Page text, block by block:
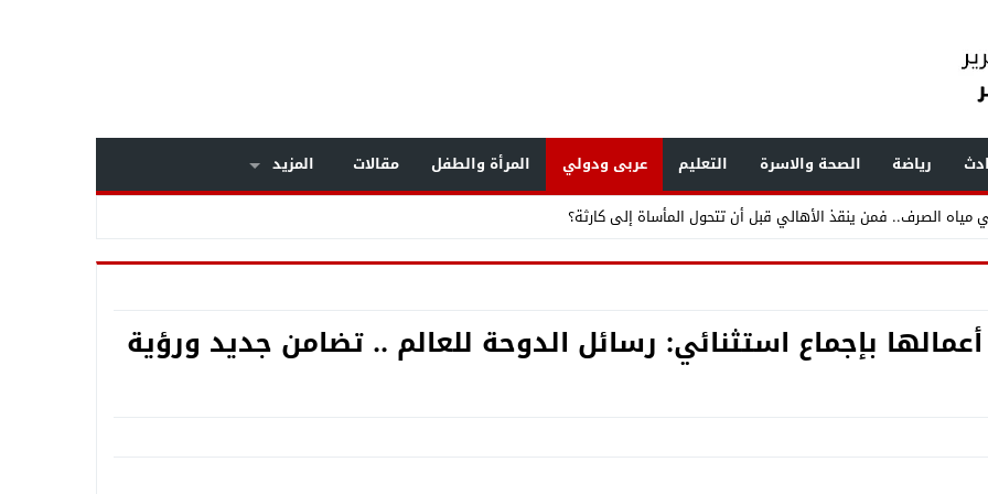
رياضة الصحة والاسرة التعليم عربى ودولي المرأة والطفل مقالات
المزيد
ومخازن الخردة ويرصد مخالفات بناء وإشغالات بالهرم والعمرانية
يضع طرابزون سبور تحت أنظار العالم
أعمالها بإجماع استثنائي: رسائل الدوحة للعالم .. تضامن جديد ورؤية